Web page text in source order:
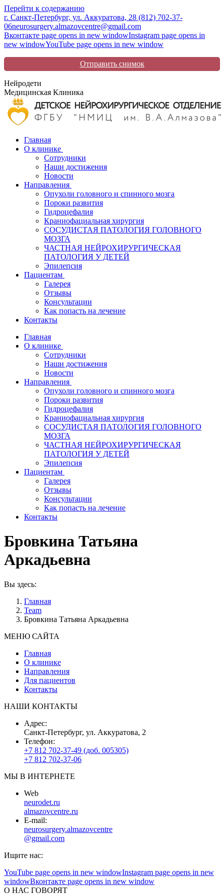
Перейти к содержанию
г. Санкт-Петербург, ул. Аккуратова, 28 (812) 702-37-
06neurosurgery.almazovcentre@gmail.com
Вконтакте page opens in new windowInstagram page opens in
new windowYouTube page opens in new window
Отправить снимок
Нейродети
Медицинская Клиника
Главная
О клинике
Сотрудники
Наши достижения
Новости
Направления
Опухоли головного и спинного мозга
Пороки развития
Гидроцефалия
Краниофациальная хирургия
СОСУДИСТАЯ ПАТОЛОГИЯ ГОЛОВНОГО
МОЗГА
ЧАСТНАЯ НЕЙРОХИРУРГИЧЕСКАЯ
ПАТОЛОГИЯ У ДЕТЕЙ
Эпилепсия
Пациентам
Галерея
Отзывы
Консультации
Как попасть на лечение
Контакты
Главная
О клинике
Сотрудники
Наши достижения
Новости
Направления
Опухоли головного и спинного мозга
Пороки развития
Гидроцефалия
Краниофациальная хирургия
СОСУДИСТАЯ ПАТОЛОГИЯ ГОЛОВНОГО
МОЗГА
ЧАСТНАЯ НЕЙРОХИРУРГИЧЕСКАЯ
ПАТОЛОГИЯ У ДЕТЕЙ
Эпилепсия
Пациентам
Галерея
Отзывы
Консультации
Как попасть на лечение
Контакты
Бровкина Татьяна
Аркадьевна
Вы здесь:
Главная
Team
Бровкина Татьяна Аркадьевна
МЕНЮ САЙТА
Главная
О клинике
Направления
Для пациентов
Контакты
НАШИ КОНТАКТЫ
Адрес:
Санкт-Петербург, ул. Аккуратова, 2
Телефон:
+7 812 702-37-49 (доб. 005305)
+7 812 702-37-06
МЫ В ИНТЕРНЕТЕ
Web
neurodet.ru
almazovcentre.ru
E-mail:
neurosurgery.almazovcentre
@gmail.com
Ищите нас:
YouTube page opens in new windowInstagram page opens in new
windowВконтакте page opens in new window
О НАС ГОВОРЯТ